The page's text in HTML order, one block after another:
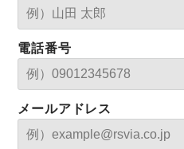
電話番号
メールアドレス